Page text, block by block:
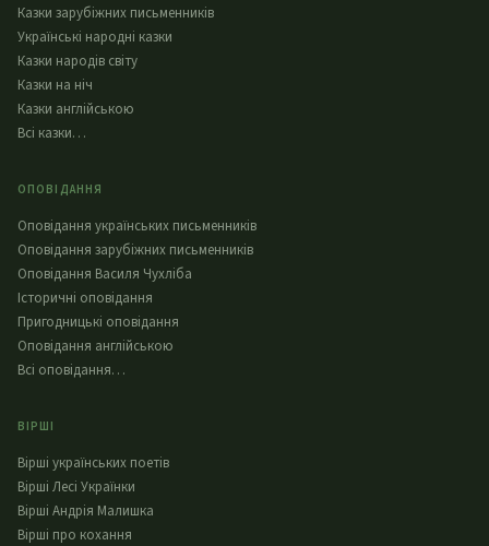
Казки зарубіжних письменників
Українські народні казки
Казки народів світу
Казки на ніч
Казки англійською
Всі казки…
ОПОВІДАННЯ
Оповідання українських письменників
Оповідання зарубіжних письменників
Оповідання Василя Чухліба
Історичні оповідання
Пригодницькі оповідання
Оповідання англійською
Всі оповідання…
ВІРШІ
Вірші українських поетів
Вірші Лесі Українки
Вірші Андрія Малишка
Вірші про кохання